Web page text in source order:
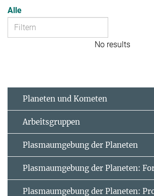
Alle
No results
Planeten und Kometen
Arbeitsgruppen
Plasmaumgebung der Planeten
Plasmaumgebung der Planeten:
Plasmaumgebung der Planeten: